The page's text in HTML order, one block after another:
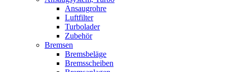
Ansaugrohre
Luftfilter
Turbolader
Zubehör
Bremsen
Bremsbeläge
Bremsscheiben